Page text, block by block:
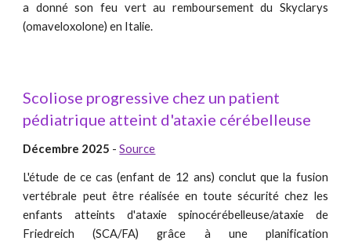
a donné son feu vert au remboursement du Skyclarys
(omaveloxolone) en Italie.
Scoliose progressive chez un patient
pédiatrique atteint d'ataxie cérébelleuse
Décembre 2025 -Source
L'étude de ce cas (enfant de 12 ans) conclut que la fusion
vertébrale peut être réalisée en toute sécurité chez les
enfants atteints d'ataxie spinocérébelleuse/ataxie de
Friedreich (SCA/FA) ​​grâce à une planification